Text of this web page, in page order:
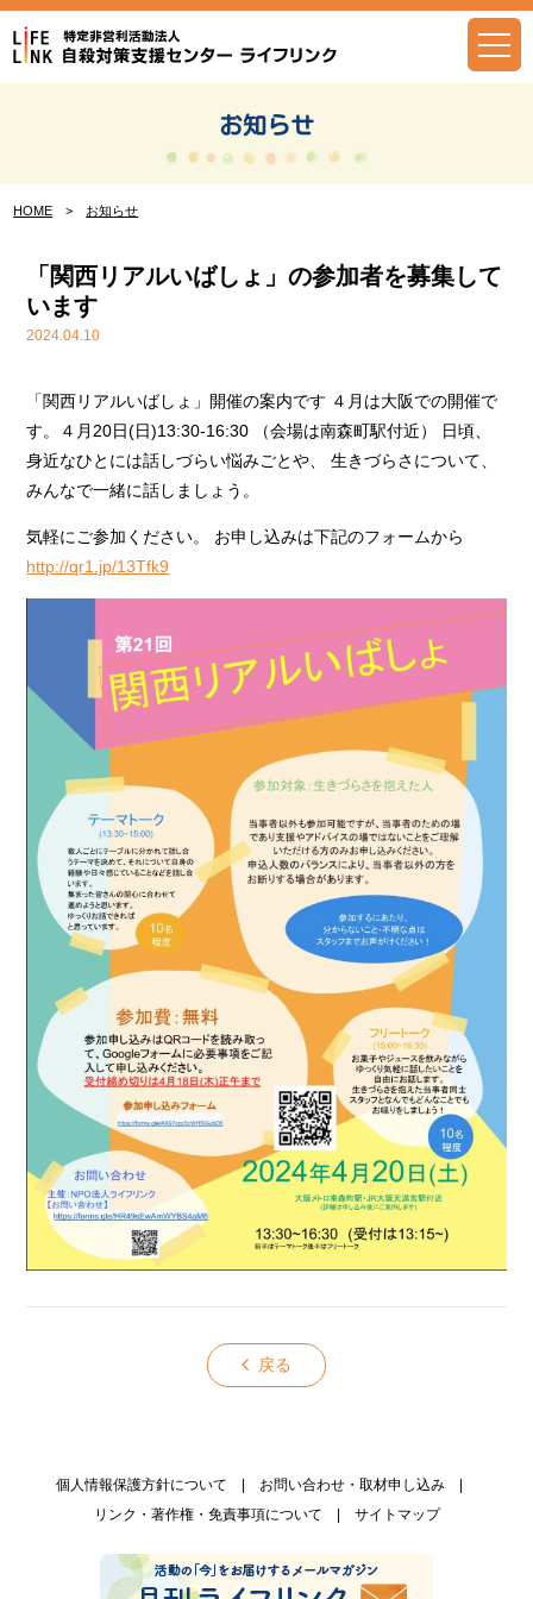
Skip
お知らせ
HOME > お知らせ
「関西リアルいばしょ」の参加者を募集して
います
2024.04.10
「関西リアルいばしょ」開催の案内です ４月は大阪での開催で
す。４月20日(日)13:30-16:30 （会場は南森町駅付近） 日頃、
身近なひとには話しづらい悩みごとや、 生きづらさについて、
みんなで一緒に話しましょう。
気軽にご参加ください。 お申し込みは下記のフォームから
http://qr1.jp/13Tfk9
戻る
個人情報保護方針について
お問い合わせ・取材申し込み
リンク・著作権・免責事項について
サイトマップ